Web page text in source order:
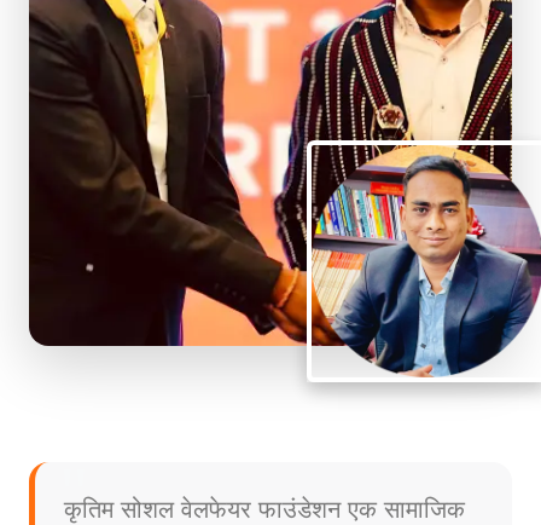
कृतिम सोशल वेलफेयर फाउंडेशन एक सामाजिक